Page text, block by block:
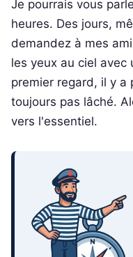
Je pourrais vous
heures. Des jours,
demandez à mes
les yeux au ciel avec
premier regard, il y a
toujours pas lâché.
vers l'essentiel.